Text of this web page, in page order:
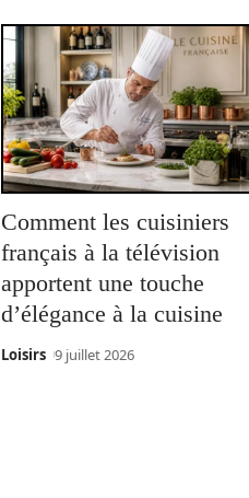
Comment les cuisiniers
français à la télévision
apportent une touche
d’élégance à la cuisine
Loisirs 9 juillet 2026